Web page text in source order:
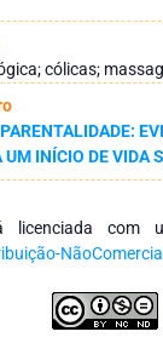
a 2.ª e a 3.ª
de saúde, em
de
no que
no
cólicas;
INÍCIO DE VIDA
licenciada com